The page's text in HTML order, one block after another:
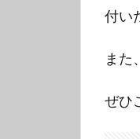
付い
また
ぜひ